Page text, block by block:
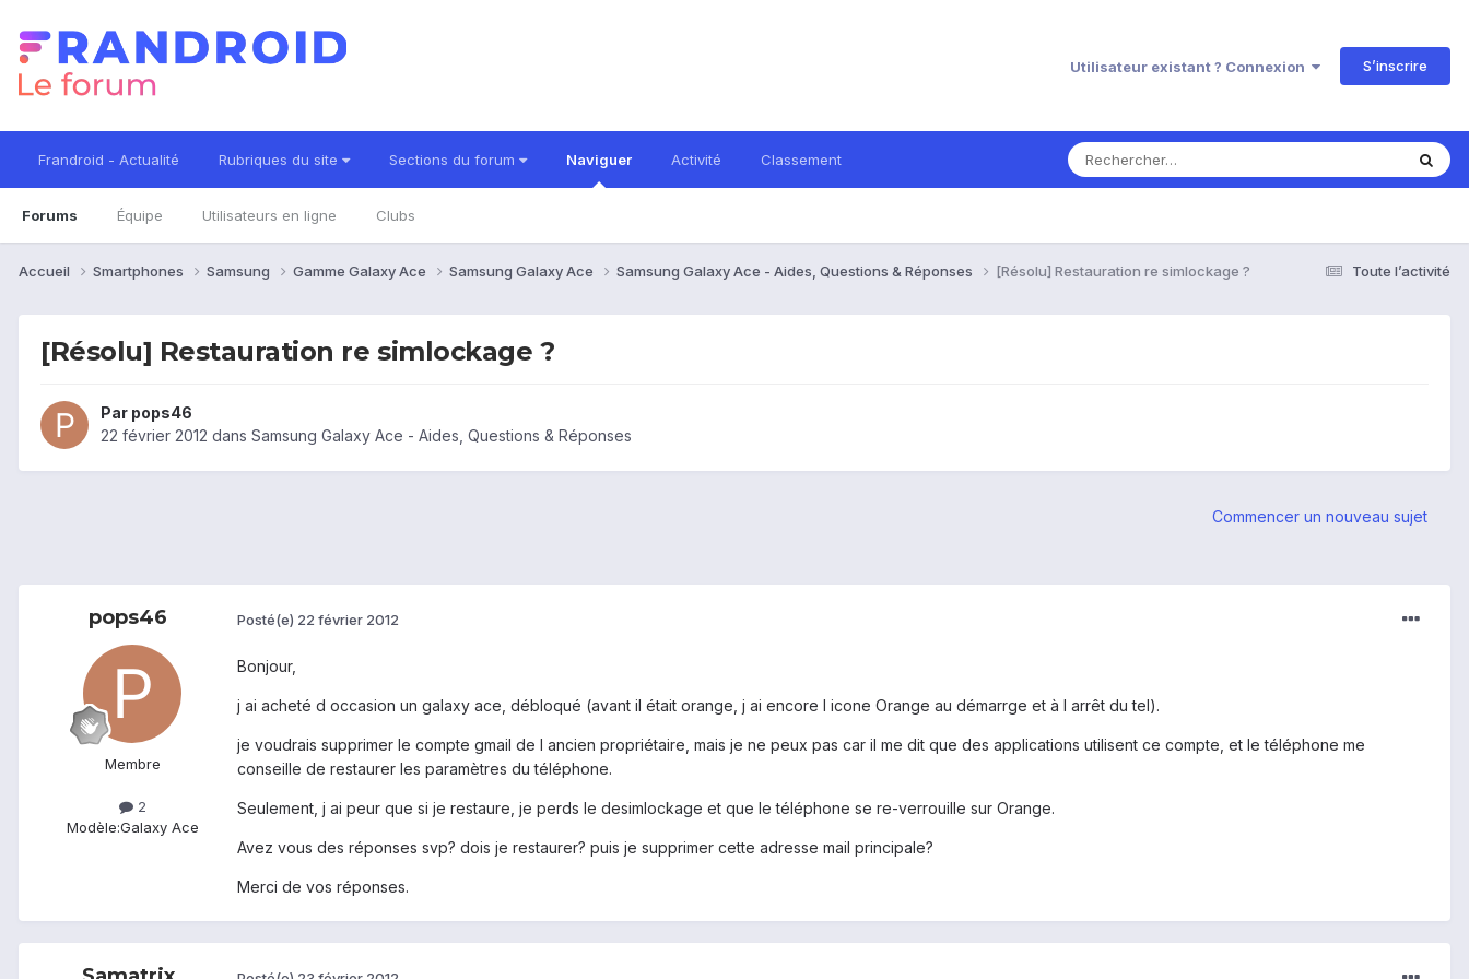
Utilisateur existant ? Connexion S’inscrire
Frandroid - Actualité Rubriques du site Sections du forum Naviguer
Forums Équipe Utilisateurs en ligne Clubs
Activité Classement
Toute l’activité
Accueil Smartphones Samsung Gamme Galaxy Ace Samsung Galaxy Ace Samsung Galaxy Ace - Aides, Questions & Réponses [Résolu] Restauration re simlockage ?
[Résolu] Restauration re simlockage ?
Par pops46
22 février 2012 dans Samsung Galaxy Ace - Aides, Questions & Réponses
Commencer un nouveau sujet
pops46
Membre
2
Modèle:Galaxy Ace
Posté(e) 22 février 2012
Bonjour,
j ai acheté d occasion un galaxy ace, débloqué (avant il était orange, j ai encore l icone Orange au démarrge et à l arrêt du tel).
je voudrais supprimer le compte gmail de l ancien propriétaire, mais je ne peux pas car il me dit que des applications utilisent ce compte, et le téléphone me
conseille de restaurer les paramètres du téléphone.
Seulement, j ai peur que si je restaure, je perds le desimlockage et que le téléphone se re-verrouille sur Orange.
Avez vous des réponses svp? dois je restaurer? puis je supprimer cette adresse mail principale?
Merci de vos réponses.